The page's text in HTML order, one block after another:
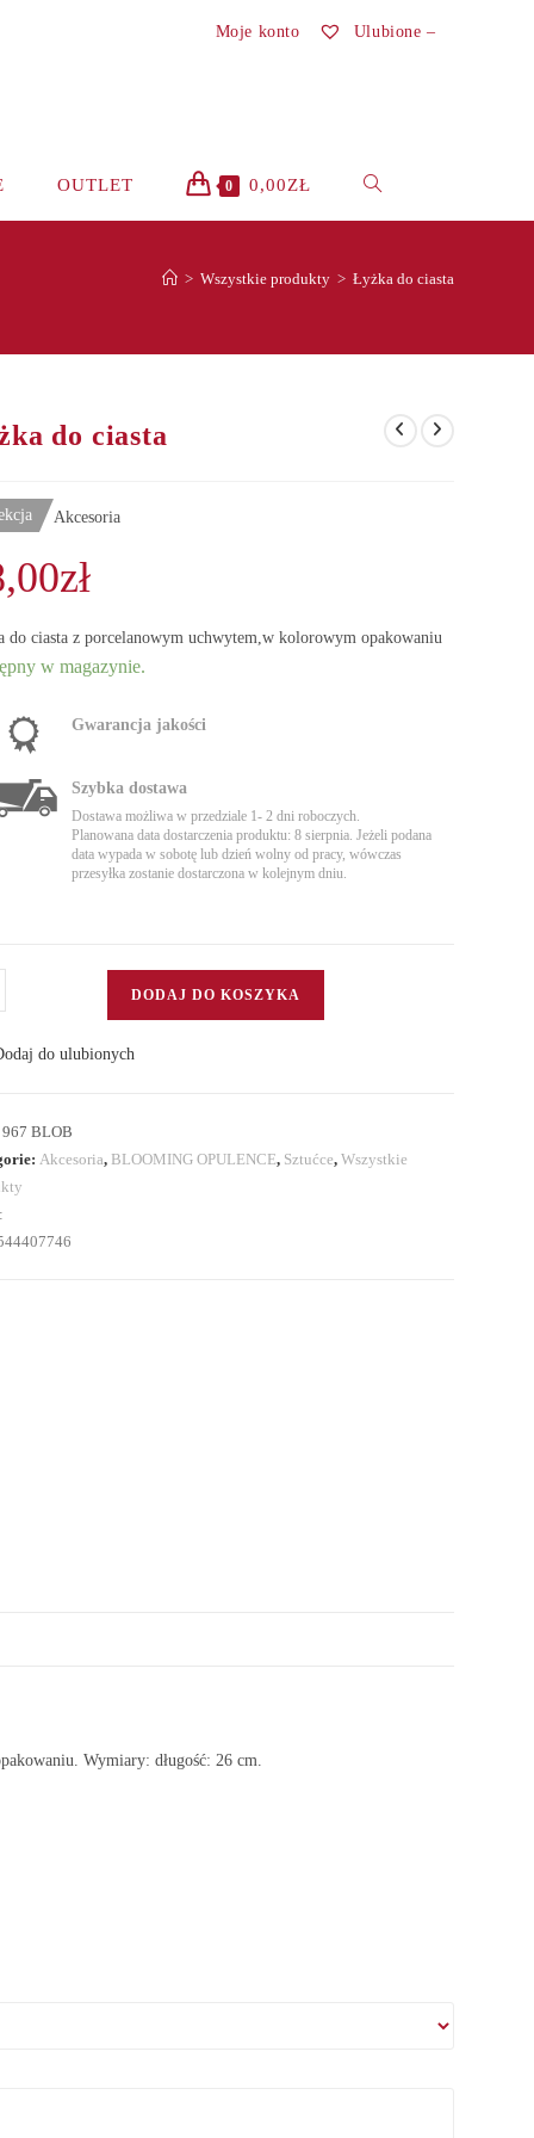
Moje konto Ulubione –
OUTLET 0 0,00ZŁ TOGGLE
> Wszystkie produkty > Łyżka do ciasta
do ciasta
Akcesoria
zł
do ciasta z porcelanowym uchwytem,w kolorowym opakowaniu
w magazynie.
Gwarancja jakości
Szybka dostawa
Dostawa możliwa w przedziale 1- 2 dni roboczych.
Planowana data dostarczenia produktu: 8 sierpnia. Jeżeli podana
data wypada w sobotę lub dzień wolny od pracy, wówczas
przesyłka zostanie dostarczona w kolejnym dniu.
DODAJ DO KOSZYKA
do ulubionych
967 BLOB
Akcesoria, BLOOMING OPULENCE, Sztućce, Wszystkie
Wymiary: długość: 26 cm.